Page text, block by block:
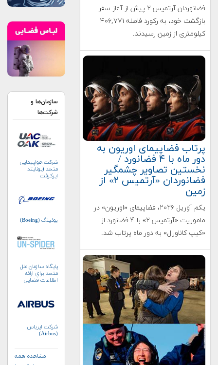
فضانوردان آرتمیس ۲ پیش از آغاز سفر
بازگشت خود، به رکورد فاصله ۴۰۶,۷۷۱
کیلومتری از زمین رسیدند.
پرتاب فضاپیمای اوریون به
دور ماه با ۴ فضانورد /
نخستین تصاویر چشمگیر
فضانوردان «آرتمیس ۲» از
زمین
یکم آوریل ۲۰۲۶، فضاپیمای «اوریون» در
ماموریت «آرتمیس ۲» با ۴ فضانورد از
«کیپ کاناورال» به دور ماه پرتاب شد.
سازمان‌ها و
شرکت‌ها
شرکت هواپیمایی
متحد (یونایتد
ایرکرفت
بوئینگ (Boeing)
پایگاه سازمان ملل
متحد برای ارائه
اطلاعات فضایی
اضطراری (UN-
SPIDER)
شرکت ایرباس
(Airbus)
مشاهده همه